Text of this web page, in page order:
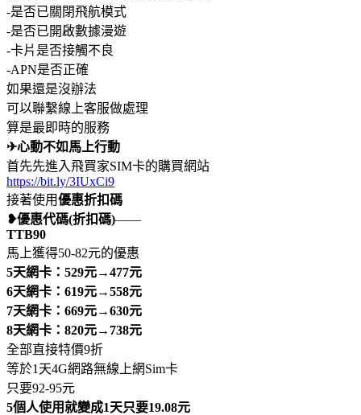
-是否已關閉飛航模式
-是否已開啟數據漫遊
-卡片是否接觸不良
-APN是否正確
如果還是沒辦法
可以聯繫線上客服做處理
算是最即時的服務
✈心動不如馬上行動
首先先進入飛買家SIM卡的購買網站
https://bit.ly/3IUxCi9
接著使用優惠折扣碼
❥優惠代碼(折扣碼)——
TTB90
馬上獲得50-82元的優惠
5天網卡：529元→477元
6天網卡：619元→558元
7天網卡：669元→630元
8天網卡：820元→738元
全部直接特價9折
等於1天4G網路無線上網Sim卡
只要92-95元
5個人使用就變成1天只要19.08元